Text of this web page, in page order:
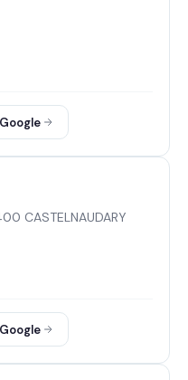
CASTELNAUDARY